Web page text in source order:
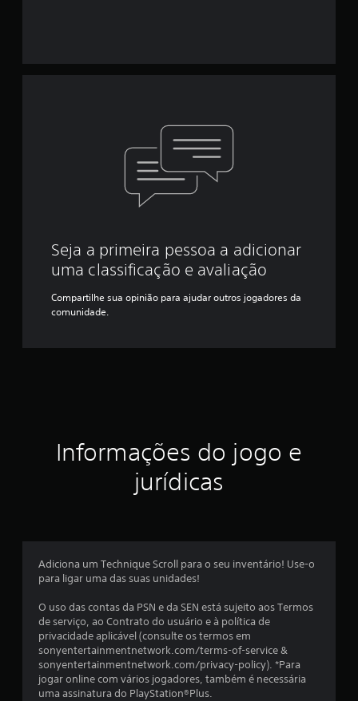
Seja a primeira pessoa a adicionar
uma classificação e avaliação
Compartilhe sua opinião para ajudar outros jogadores da
comunidade.
Informações do jogo e
jurídicas
Adiciona um Technique Scroll para o seu inventário! Use-o
para ligar uma das suas unidades!
O uso das contas da PSN e da SEN está sujeito aos Termos
de serviço, ao Contrato do usuário e à política de
privacidade aplicável (consulte os termos em
sonyentertainmentnetwork.com/terms-of-service &
sonyentertainmentnetwork.com/privacy-policy). *Para
jogar online com vários jogadores, também é necessária
uma assinatura do PlayStation®Plus.